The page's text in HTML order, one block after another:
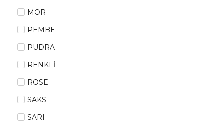
MOR
PEMBE
PUDRA
RENKLİ
ROSE
SAKS
SARI